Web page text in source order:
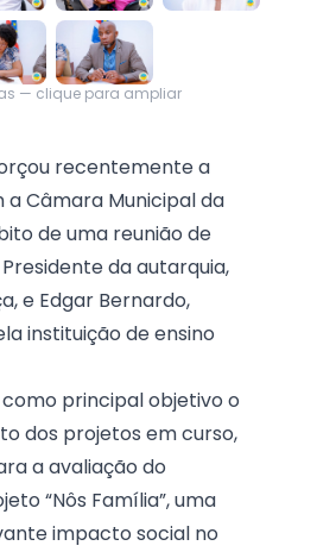
— clique para ampliar
recentemente a
Câmara Municipal da
de uma reunião de
da autarquia,
e Edgar Bernardo,
instituição de ensino
principal objetivo o
dos projetos em curso,
a avaliação do
“Nôs Família”, uma
impacto social no